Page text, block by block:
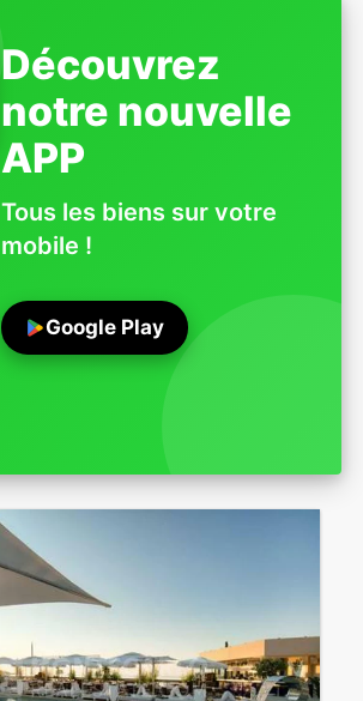
Découvrez
notre nouvelle
APP
Tous les biens sur votre
mobile !
Google Play